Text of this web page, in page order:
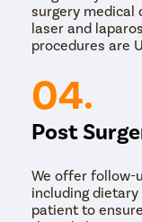
surgery medical
laser and
procedures are
04.
Post
We offer follow-
including
patient to